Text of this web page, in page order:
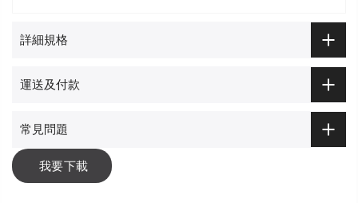
詳細規格
運送及付款
常見問題
我要下載